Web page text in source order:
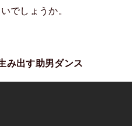
でしょうか。
み出す助男ダンス